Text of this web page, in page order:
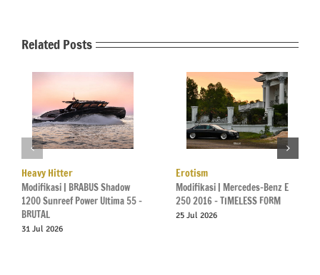
Related Posts
Heavy Hitter
Modifikasi | BRABUS Shadow
1200 Sunreef Power Ultima 55 –
BRUTAL
31 Jul 2026
Erotism
Modifikasi | Mercedes-Benz E
250 2016 – TIMELESS FORM
25 Jul 2026